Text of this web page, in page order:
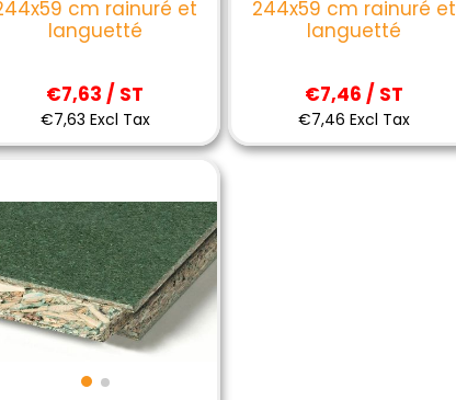
cm rainuré et
languetté
€7,63 / ST
€7,63 Excl Tax
244x59 cm rainuré et
languetté
€7,46 / ST
€7,46 Excl Tax